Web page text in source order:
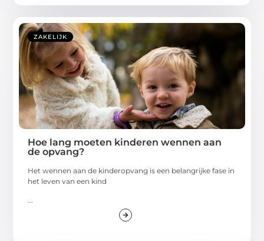
ZAKELIJK
Hoe lang moeten kinderen wennen aan
de opvang?
Het wennen aan de kinderopvang is een belangrijke fase in
het leven van een kind
...